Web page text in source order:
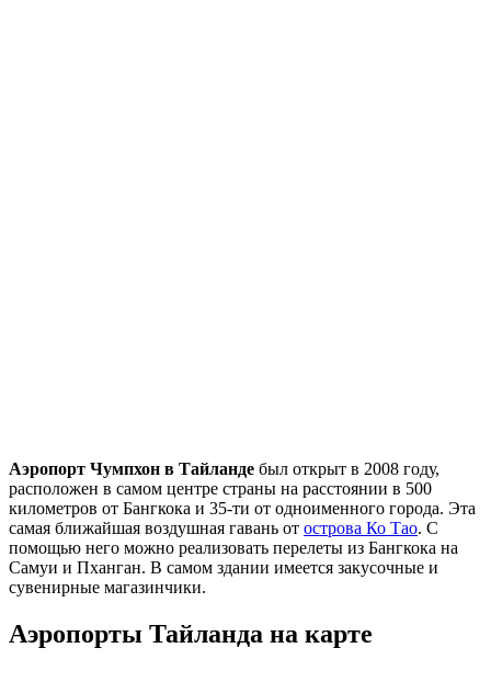
Аэропорт Чумпхон в Тайланде был открыт в 2008 году,
расположен в самом центре страны на расстоянии в 500
километров от Бангкока и 35-ти от одноименного города. Эта
самая ближайшая воздушная гавань от острова Ко Тао. С
помощью него можно реализовать перелеты из Бангкока на
Самуи и Пханган. В самом здании имеется закусочные и
сувенирные магазинчики.
Аэропорты Тайланда на карте